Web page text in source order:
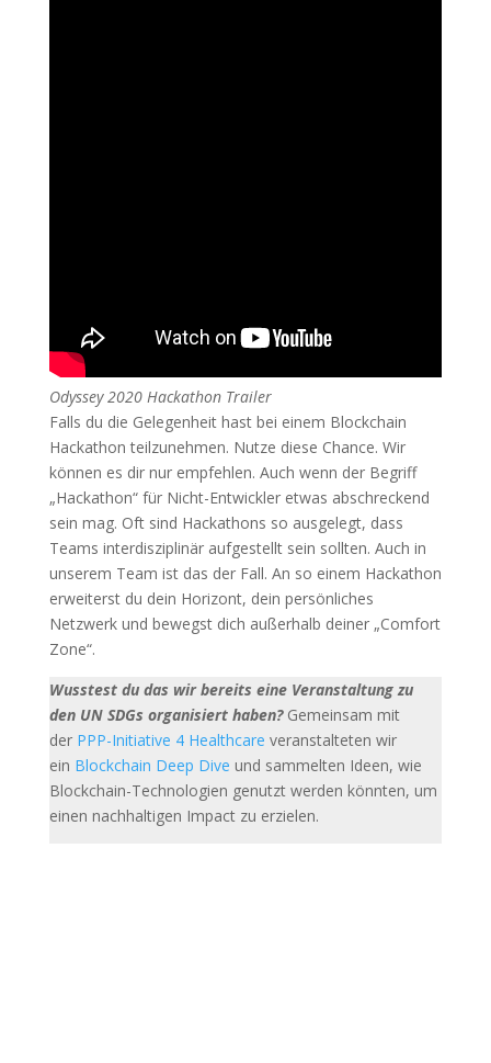
Odyssey 2020 Hackathon Trailer
Falls du die Gelegenheit hast bei einem Blockchain
Hackathon teilzunehmen. Nutze diese Chance. Wir
können es dir nur empfehlen. Auch wenn der Begriff
„Hackathon“ für Nicht-Entwickler etwas abschreckend
sein mag. Oft sind Hackathons so ausgelegt, dass
Teams interdisziplinär aufgestellt sein sollten. Auch in
unserem Team ist das der Fall. An so einem Hackathon
erweiterst du dein Horizont, dein persönliches
Netzwerk und bewegst dich außerhalb deiner „Comfort
Zone“.
Wusstest du das wir bereits eine Veranstaltung zu
den UN SDGs organisiert haben?Gemeinsam mit
der PPP-Initiative 4 Healthcare veranstalteten wir
ein Blockchain Deep Dive und sammelten Ideen, wie
Blockchain-Technologien genutzt werden könnten, um
einen nachhaltigen Impact zu erzielen.